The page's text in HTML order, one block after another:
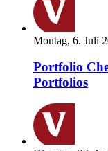
Montag, 6. Juli
Portfolio
Portfolios